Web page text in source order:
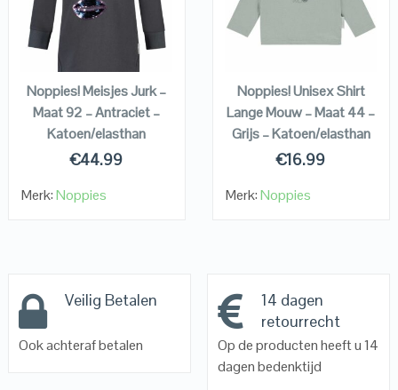
VIEW DETAILS
Noppies! Meisjes Jurk –
Maat 92 – Antraciet –
Katoen/elasthan
€44.99
Merk:Noppies
VIEW DETAILS
Noppies! Unisex Shirt
Lange Mouw – Maat 44 –
Grijs – Katoen/elasthan
€16.99
Merk:Noppies
Veilig Betalen
Ook achteraf betalen
14 dagen
retourrecht
Op de producten heeft u 14
dagen bedenktijd